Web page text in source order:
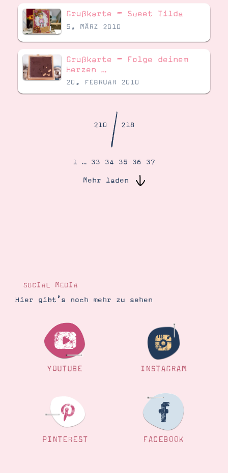
Tipps & Tricks
Ordnungstipps
Grußkarte – Sweet Tilda
5. MÄRZ 2010
Grußkarte – Folge deinem
Herzen …
20. FEBRUAR 2010
210/218
1 … 33 34 35 36 37
Mehr laden
SOCIAL MEDIA
Hier gibt’s noch mehr zu sehen
YOUTUBE INSTAGRAM
PINTEREST FACEBOOK